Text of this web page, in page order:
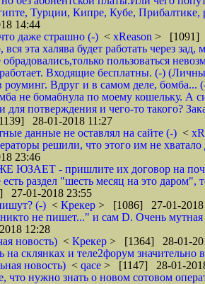
Турции, Кипре, Кубе,
14:44
даже страшно (-) < xReason > [1091]
эта халява будет работать через
обрадовались,только пользоваться
Входящие бесплатны. (-)
роуминг. Вдруг и в самом деле, бомба...
не бомабнула по моему кошельку. А
для потверждения и чего-то такого?
28-01-2018 11:27
данные не оставлял на сайте (-) <
решили, что этого им не
23:46
ЮЗАЕТ - пришлите их договор на
раздел "шесть месяц на это даром",
27-01-2018 23:55
(-) < Крекер > [1086] 27-01-2018
не пишет..." и сам D. Очень
12:28
новость) < Крекер > [1364] 28-01-
на склянках и теле2форум
новость) < qace > [1147] 28-01-
нужно знать о новом сотовом